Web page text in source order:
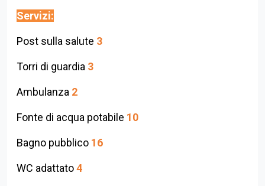
Servizi:
Post sulla salute 3
Torri di guardia 3
Ambulanza 2
Fonte di acqua potabile 10
Bagno pubblico 16
WC adattato4